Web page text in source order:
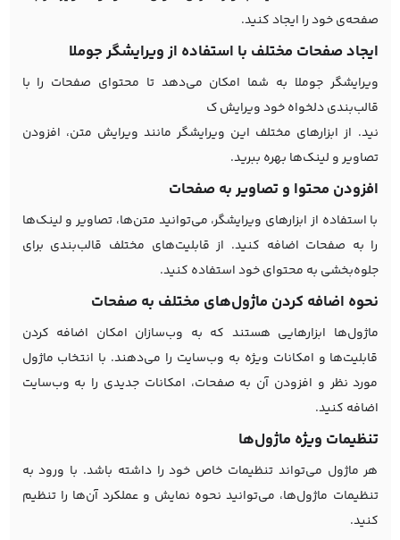
صفحه‌ی خود را ایجاد کنید.
ایجاد صفحات مختلف با استفاده از ویرایشگر جوملا
ویرایشگر جوملا به شما امکان می‌دهد تا محتوای صفحات را با
قالب‌بندی دلخواه خود ویرایش ک
نید. از ابزارهای مختلف این ویرایشگر مانند ویرایش متن، افزودن
تصاویر و لینک‌ها بهره ببرید.
افزودن محتوا و تصاویر به صفحات
با استفاده از ابزارهای ویرایشگر، می‌توانید متن‌ها، تصاویر و لینک‌ها
را به صفحات اضافه کنید. از قابلیت‌های مختلف قالب‌بندی برای
جلوه‌بخشی به محتوای خود استفاده کنید.
نحوه اضافه کردن ماژول‌های مختلف به صفحات
ماژول‌ها ابزارهایی هستند که به وب‌سازان امکان اضافه کردن
قابلیت‌ها و امکانات ویژه به وب‌سایت را می‌دهند. با انتخاب ماژول
مورد نظر و افزودن آن به صفحات، امکانات جدیدی را به وب‌سایت
اضافه کنید.
تنظیمات ویژه ماژول‌ها
هر ماژول می‌تواند تنظیمات خاص خود را داشته باشد. با ورود به
تنظیمات ماژول‌ها، می‌توانید نحوه نمایش و عملکرد آن‌ها را تنظیم
کنید.